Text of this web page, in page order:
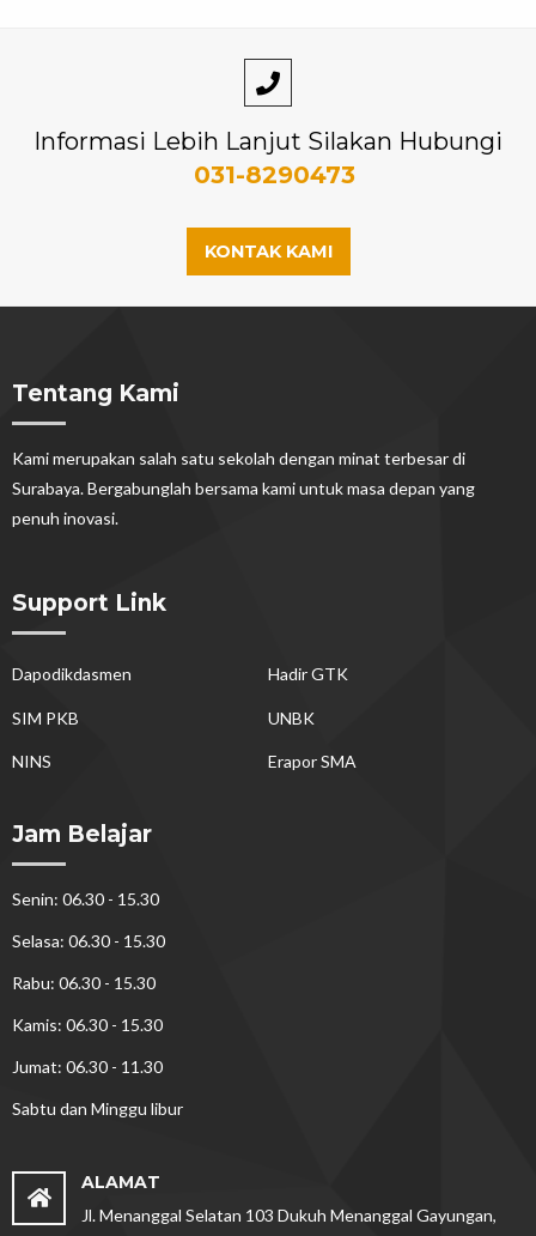
Informasi Lebih Lanjut Silakan Hubungi
031-8290473
KONTAK KAMI
Tentang Kami
Kami merupakan salah satu sekolah dengan minat terbesar di
Surabaya. Bergabunglah bersama kami untuk masa depan yang
penuh inovasi.
Support Link
Dapodikdasmen Hadir GTK
SIM PKB UNBK
NINS Erapor SMA
Jam Belajar
Senin: 06.30 - 15.30
Selasa: 06.30 - 15.30
Rabu: 06.30 - 15.30
Kamis: 06.30 - 15.30
Jumat: 06.30 - 11.30
Sabtu dan Minggu libur
ALAMAT
Jl. Menanggal Selatan 103 Dukuh Menanggal Gayungan,